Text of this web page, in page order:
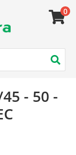
0
45 - 50 -